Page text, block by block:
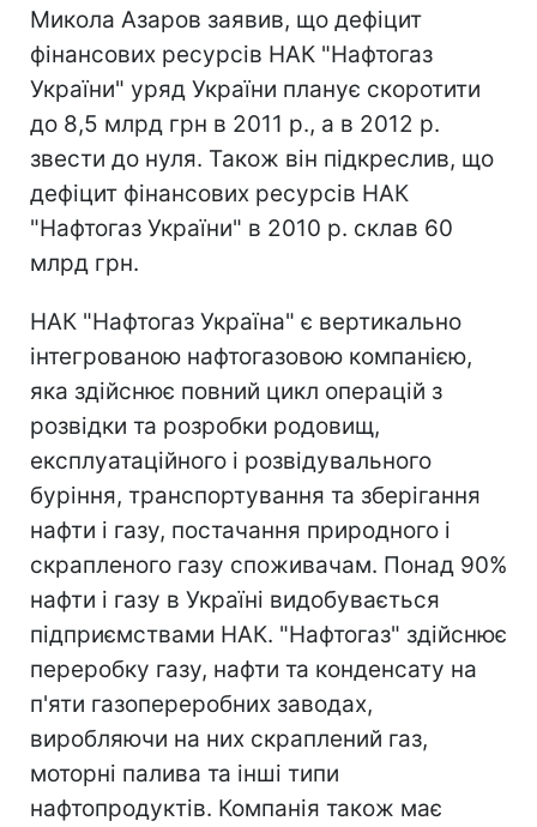
Микола Азаров заявив, що дефіцит
фінансових ресурсів НАК "Нафтогаз
України" уряд України планує скоротити
до 8,5 млрд грн в 2011 р., а в 2012 р.
звести до нуля. Також він підкреслив, що
дефіцит фінансових ресурсів НАК
"Нафтогаз України" в 2010 р. склав 60
млрд грн.
НАК "Нафтогаз Україна" є вертикально
інтегрованою нафтогазовою компанією,
яка здійснює повний цикл операцій з
розвідки та розробки родовищ,
експлуатаційного і розвідувального
буріння, транспортування та зберігання
нафти і газу, постачання природного і
скрапленого газу споживачам. Понад 90%
нафти і газу в Україні видобувається
підприємствами НАК. "Нафтогаз" здійснює
переробку газу, нафти та конденсату на
п'яти газопереробних заводах,
виробляючи на них скраплений газ,
моторні палива та інші типи
нафтопродуктів. Компанія також має